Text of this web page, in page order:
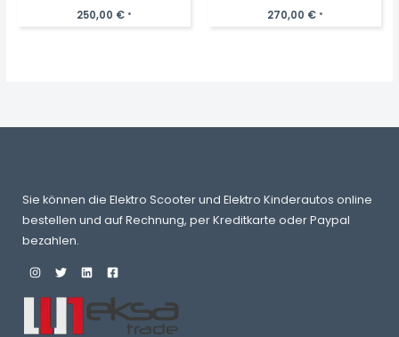
Fernsteuerung, MP3
250,00 € *
Fernsteuerung, MP3,
270,00 € *
Sie können die Elektro Scooter und Elektro Kinderautos online
bestellen und auf Rechnung, per Kreditkarte oder Paypal
bezahlen.